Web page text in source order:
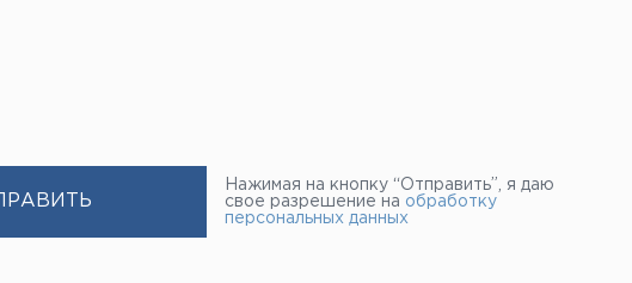
Нажимая на кнопку “Отправить”, я даю
свое разрешение на обработку
персональных данных